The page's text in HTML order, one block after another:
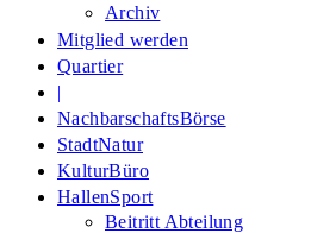
Archiv
Mitglied werden
Quartier
|
NachbarschaftsBörse
StadtNatur
KulturBüro
HallenSport
Beitritt Abteilung